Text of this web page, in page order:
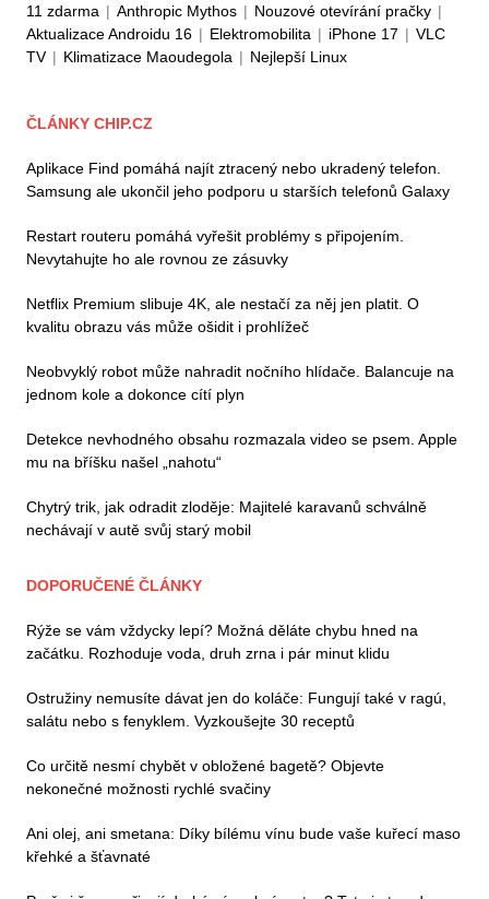
11 zdarma | Anthropic Mythos | Nouzové otevírání pračky |
Aktualizace Androidu 16 | Elektromobilita | iPhone 17 | VLC
TV | Klimatizace Maoudegola | Nejlepší Linux
ČLÁNKY CHIP.CZ
Aplikace Find pomáhá najít ztracený nebo ukradený telefon.
Samsung ale ukončil jeho podporu u starších telefonů Galaxy
Restart routeru pomáhá vyřešit problémy s připojením.
Nevytahujte ho ale rovnou ze zásuvky
Netflix Premium slibuje 4K, ale nestačí za něj jen platit. O
kvalitu obrazu vás může ošidit i prohlížeč
Neobvyklý robot může nahradit nočního hlídače. Balancuje na
jednom kole a dokonce cítí plyn
Detekce nevhodného obsahu rozmazala video se psem. Apple
mu na bříšku našel „nahotu“
Chytrý trik, jak odradit zloděje: Majitelé karavanů schválně
nechávají v autě svůj starý mobil
DOPORUČENÉ ČLÁNKY
Rýže se vám vždycky lepí? Možná děláte chybu hned na
začátku. Rozhoduje voda, druh zrna i pár minut klidu
Ostružiny nemusíte dávat jen do koláče: Fungují také v ragú,
salátu nebo s fenyklem. Vyzkoušejte 30 receptů
Co určitě nesmí chybět v obložené bagetě? Objevte
nekonečné možnosti rychlé svačiny
Ani olej, ani smetana: Díky bílému vínu bude vaše kuřecí maso
křehké a šťavnaté